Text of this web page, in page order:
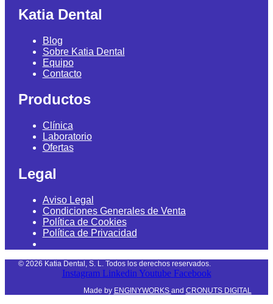
Katia Dental
Blog
Sobre Katia Dental
Equipo
Contacto
Productos
Clínica
Laboratorio
Ofertas
Legal
Aviso Legal
Condiciones Generales de Venta
Política de Cookies
Política de Privacidad
© 2026 Katia Dental, S. L. Todos los derechos reservados.
Instagram Linkedin Youtube Facebook
Made by ENGINYWORKS and CRONUTS DIGITAL